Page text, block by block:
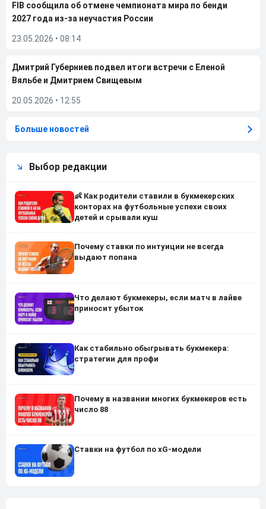
FIB сообщила об отмене чемпионата мира по бенди
2027 года из-за неучастия России
23.05.2026 • 08:14
Дмитрий Губерниев подвел итоги встречи с Еленой
Вяльбе и Дмитрием Свищевым
20.05.2026 • 12:55
Больше новостей
Выбор редакции
👶 Как родители ставили в букмекерских
конторах на футбольные успехи своих
детей и срывали куш
Почему ставки по интуиции не всегда
выдают попана
Что делают букмекеры, если матч в лайве
приносит убыток
Как стабильно обыгрывать букмекера:
стратегии для профи
Почему в названии многих букмекеров есть
число 88
Ставки на футбол по xG-модели